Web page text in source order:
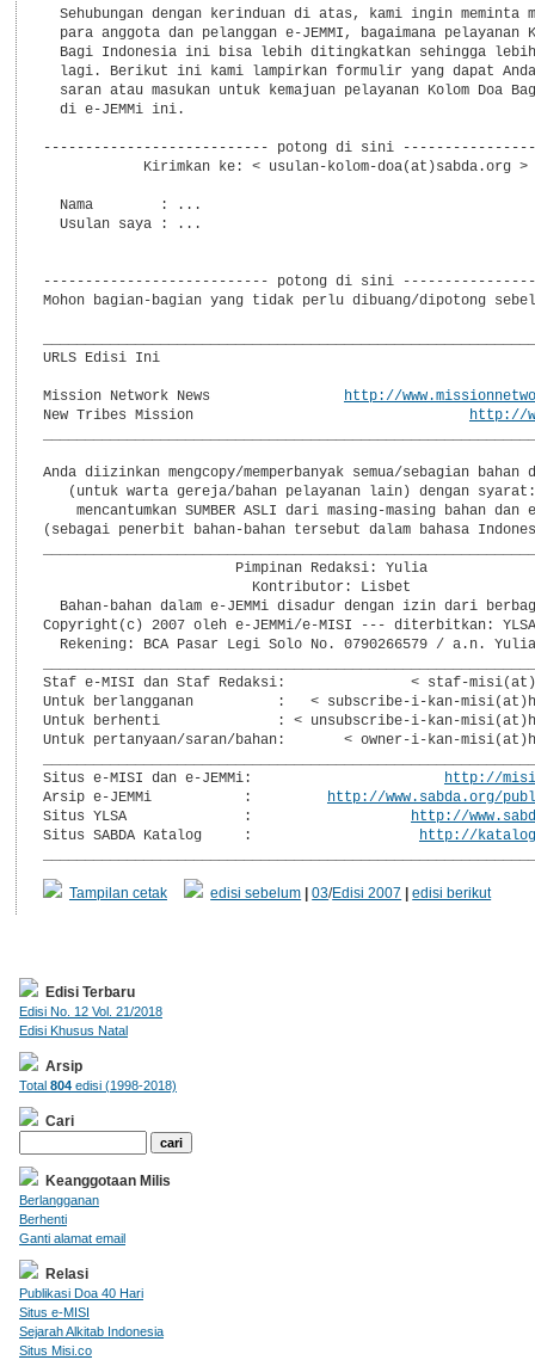
Sehubungan dengan kerinduan di atas, kami ingin meminta
para anggota dan pelanggan e-JEMMI, bagaimana pelayanan
Bagi Indonesia ini bisa lebih ditingkatkan sehingga
lagi. Berikut ini kami lampirkan formulir yang dapat
saran atau masukan untuk kemajuan pelayanan Kolom Doa
  di e-JEMMi ini.
--------------------------- potong di sini
            Kirimkan ke: < usulan-kolom-doa(at)sabda.org >
  Nama        : ...
  Usulan saya : ...
--------------------------- potong di sini
Mohon bagian-bagian yang tidak perlu dibuang/dipotong
URLS Edisi Ini
Mission Network News
http://
New Tribes Mission
http://
Anda diizinkan mengcopy/memperbanyak semua/sebagian bahan
(untuk warta gereja/bahan pelayanan lain) dengan
mencantumkan SUMBER ASLI dari masing-masing bahan dan
(sebagai penerbit bahan-bahan tersebut dalam bahasa
                       Pimpinan Redaksi: Yulia
                         Kontributor: Lisbet
Bahan-bahan dalam e-JEMMi disadur dengan izin dari
Copyright(c) 2007 oleh e-JEMMi/e-MISI --- diterbitkan:
Rekening: BCA Pasar Legi Solo No. 0790266579 / a.n.
Staf e-MISI dan Staf Redaksi:               < staf-
Untuk berlangganan          :   < subscribe-i-kan-
Untuk berhenti              : < unsubscribe-i-kan-
Untuk pertanyaan/saran/bahan:       < owner-i-kan-
Situs e-MISI dan e-JEMMi:
http://
Arsip e-JEMMi           :
http://www.sabda.org/
Situs YLSA              :
http://
Situs SABDA Katalog     :
http://
Tampilan cetak edisi sebelum |03/Edisi 2007 |edisi berikut
Edisi Terbaru
Edisi No. 12 Vol. 21/2018
Edisi Khusus Natal
Arsip
Total 804edisi (1998-2018)
Cari
Keanggotaan Milis
Berlangganan
Berhenti
Ganti alamat email
Relasi
Publikasi Doa 40 Hari
Situs e-MISI
Sejarah Alkitab Indonesia
Situs Misi.co